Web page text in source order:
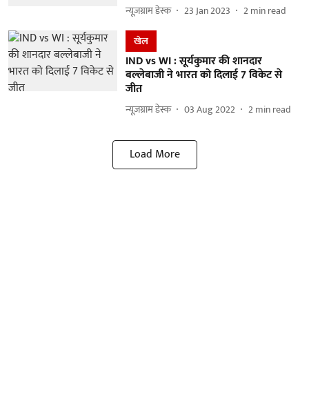
न्यूज़ग्राम डेस्क 23 Jan 2023 2min read
खेल
IND vs WI : सूर्यकुमार की शानदार
बल्लेबाजी ने भारत को दिलाई 7 विकेट से
जीत
न्यूज़ग्राम डेस्क 03 Aug 2022 2min read
Load More